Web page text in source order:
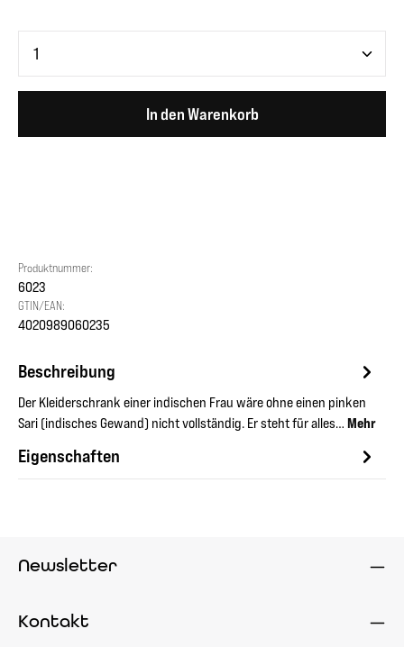
In den Warenkorb
Produktnummer:
6023
GTIN/EAN:
4020989060235
Beschreibung
Der Kleiderschrank einer indischen Frau wäre ohne einen pinken
Sari (indisches Gewand) nicht vollständig. Er steht für alles… Mehr
Eigenschaften
Newsletter
Kontakt